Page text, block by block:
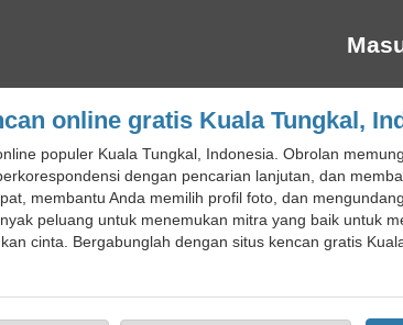
online gratis Kuala Tungkal,
populer Kuala Tungkal, Indonesia. Obrolan
dengan pencarian lanjutan, dan
membantu Anda memilih profil foto, dan
peluang untuk menemukan mitra yang baik untuk
cinta. Bergabunglah dengan situs kencan gratis